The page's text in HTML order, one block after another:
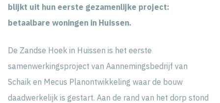
blijkt uit hun eerste gezamenlijke project:
betaalbare woningen in Huissen.
De Zandse Hoek in Huissen is het eerste
samenwerkingsproject van Aannemingsbedrijf van
Schaik en Mecus Planontwikkeling waar de bouw
daadwerkelijk is gestart. Aan de rand van het dorp stond